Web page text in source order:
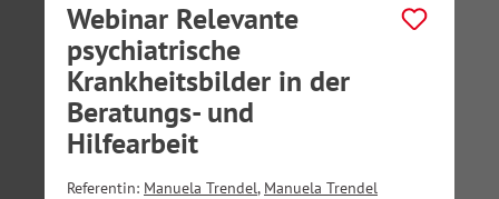
Webinar Relevante
psychiatrische
Krankheitsbilder in der
Beratungs- und
Hilfearbeit
Referentin: Manuela Trendel, Manuela Trendel